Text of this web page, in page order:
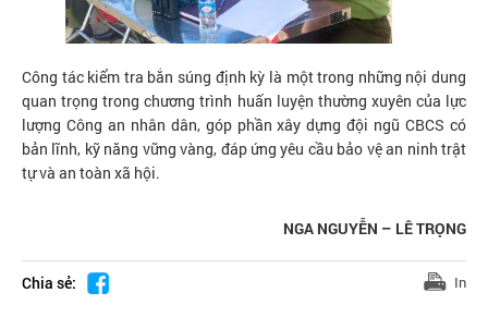
Công tác kiểm tra bắn súng định kỳ là một trong những nội dung
quan trọng trong chương trình huấn luyện thường xuyên của lực
lượng Công an nhân dân, góp phần xây dựng đội ngũ CBCS có
bản lĩnh, kỹ năng vững vàng, đáp ứng yêu cầu bảo vệ an ninh trật
tự và an toàn xã hội.
NGA NGUYỄN – LÊ TRỌNG
Chia sẻ: In